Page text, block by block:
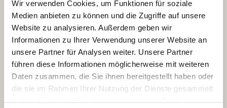
Wir verwenden Cookies, um Funktionen für soziale
Medien anbieten zu können und die Zugriffe auf unsere
Website zu analysieren. Außerdem geben wir
Informationen zu Ihrer Verwendung unserer Website an
unsere Partner für Analysen weiter. Unsere Partner
führen diese Informationen möglicherweise mit weiteren
Daten zusammen, die Sie ihnen bereitgestellt haben oder
die sie im Rahmen Ihrer Nutzung der Dienste gesammelt
Information am Point-of-Sale
Die COSMILE-App liefert Antworten auf Ihre
Fragen beim Kauf von Kosmetikprodukten:
Welche Inhaltsstoffe sind im Produkt?
Was bedeuten die teilweise komplizierten